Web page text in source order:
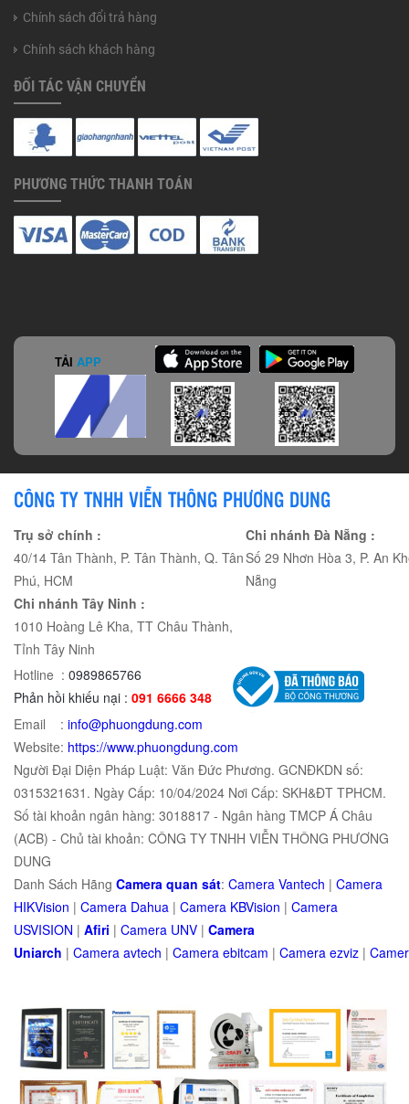
Chính sách đổi trả hàng
Chính sách khách hàng
ĐỐI TÁC VẬN CHUYỂN
PHƯƠNG THỨC THANH TOÁN
TẢI APP
CÔNG TY TNHH VIỄN THÔNG PHƯƠNG DUNG
Trụ sở chính :
40/14 Tân Thành, P. Tân Thành, Q. Tân
Phú, HCM
Chi nhánh Đà Nẵng :
Số 29 Nhơn Hòa 3, P. An
Nẵng
Chi nhánh Tây Ninh :
1010 Hoàng Lê Kha, TT Châu Thành,
Tỉnh Tây Ninh
Hotline : 0989865766
Phản hồi khiếu nại : 091 6666 348
Email : info@phuongdung.com
Website: https://www.phuongdung.com
Người Đại Diện Pháp Luật: Văn Đức Phương. GCNĐKDN số:
0315321631. Ngày Cấp: 10/04/2024 Nơi Cấp: SKH&ĐT TPHCM.
Số tài khoản ngân hàng: 3018817 - Ngân hàng TMCP Á Châu
(ACB) - Chủ tài khoản: CÔNG TY TNHH VIỄN THÔNG PHƯƠNG
DUNG
Danh Sách Hãng Camera quan sát: Camera Vantech | Camera
HIKVision | Camera Dahua | Camera KBVision | Camera
USVISION | Afiri | Camera UNV | Camera
Uniarch | Camera avtech | Camera ebitcam | Camera ezviz |